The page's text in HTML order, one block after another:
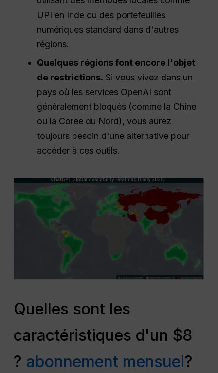
UPI en Inde ou des portefeuilles
numériques standard dans d'autres
régions.
Quelques régions font encore l'objet
de restrictions. Si vous vivez dans un
pays où les services OpenAI sont
généralement bloqués (comme la Chine
ou la Corée du Nord), vous aurez
toujours besoin d'une alternative pour
accéder à ces outils.
Quelles sont les
caractéristiques d'un $8
? abonnement mensuel?